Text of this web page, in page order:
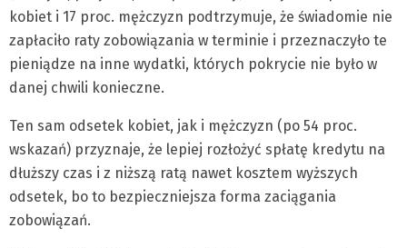
kobiet i 17 proc. mężczyzn podtrzymuje, że świadomie nie
zapłaciło raty zobowiązania w terminie i przeznaczyło te
pieniądze na inne wydatki, których pokrycie nie było w
danej chwili konieczne.
Ten sam odsetek kobiet, jak i mężczyzn (po 54 proc.
wskazań) przyznaje, że lepiej rozłożyć spłatę kredytu na
dłuższy czas i z niższą ratą nawet kosztem wyższych
odsetek, bo to bezpieczniejsza forma zaciągania
zobowiązań.